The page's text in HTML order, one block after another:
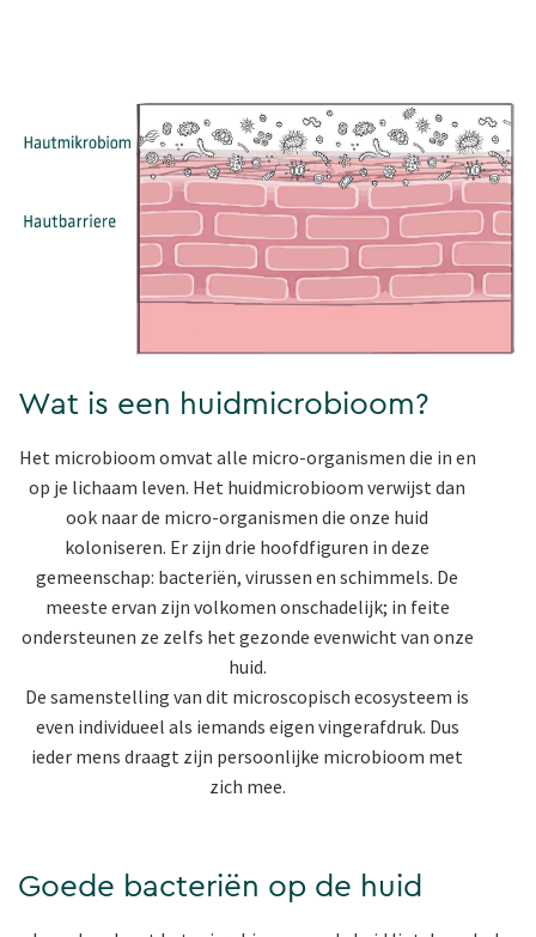
Wat is een huidmicrobioom?
Het microbioom omvat alle micro-organismen die in en
op je lichaam leven. Het huidmicrobioom verwijst dan
ook naar de micro-organismen die onze huid
koloniseren. Er zijn drie hoofdfiguren in deze
gemeenschap: bacteriën, virussen en schimmels. De
meeste ervan zijn volkomen onschadelijk; in feite
ondersteunen ze zelfs het gezonde evenwicht van onze
huid.
De samenstelling van dit microscopisch ecosysteem is
even individueel als iemands eigen vingerafdruk. Dus
ieder mens draagt zijn persoonlijke microbioom met
zich mee.
Goede bacteriën op de huid